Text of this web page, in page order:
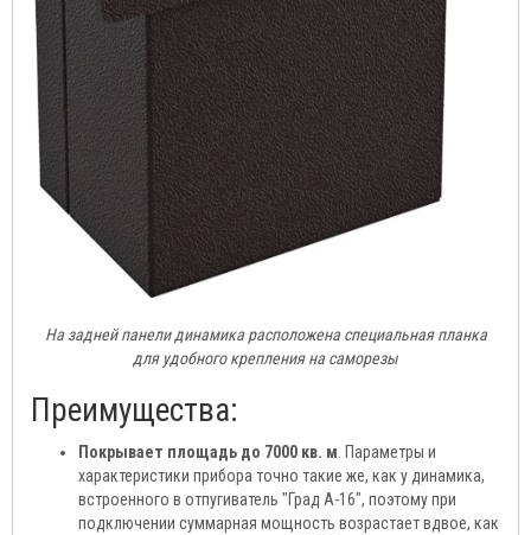
На задней панели динамика расположена специальная планка
для удобного крепления на саморезы
Преимущества:
Покрывает площадь до 7000 кв. м. Параметры и
характеристики прибора точно такие же, как у динамика,
встроенного в отпугиватель "Град А-16", поэтому при
подключении суммарная мощность возрастает вдвое, как